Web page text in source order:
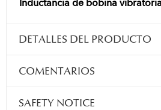
Inductancia de bobina
DETALLES DEL PRODUCTO
COMENTARIOS
SAFETY NOTICE